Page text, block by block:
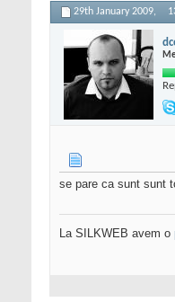
29th January 2009,
se pare ca sunt sunt
La SILKWEB avem o